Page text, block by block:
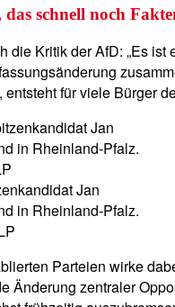
schnell noch
die Kritik der AfD: „Es
für viele Bürger
Jan
in Rheinland-Pfalz.
Parteien wirke
Änderung zentraler